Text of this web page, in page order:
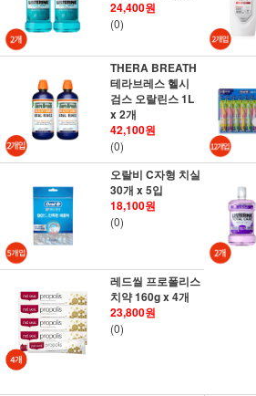
24,400원
(0)
THERA BREATH
테라브레스 헬시
검스 오랄린스 1L
x 2개
42,100원
(0)
오랄비 C자형 치실
30개 x 5입
18,100원
(0)
레드씰 프로폴리스
치약 160g x 4개
23,800원
(0)